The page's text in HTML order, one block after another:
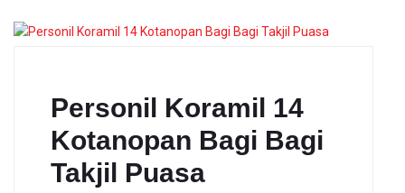
Personil Koramil 14
Kotanopan Bagi Bagi
Takjil Puasa